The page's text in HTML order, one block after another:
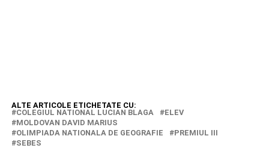
ALTE ARTICOLE ETICHETATE CU:
COLEGIUL NATIONAL LUCIAN BLAGA
ELEV
MOLDOVAN DAVID MARIUS
OLIMPIADA NATIONALA DE GEOGRAFIE
PREMIUL III
SEBES